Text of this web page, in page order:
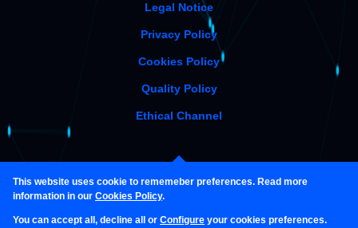
This website uses cookie to rememeber preferences. Read more
information in our Cookies Policy.
You can accept all, decline all or Configure your cookies preferences.
Legal Notice
Privacy Policy
Cookies Policy
Quality Policy
Ethical Channel